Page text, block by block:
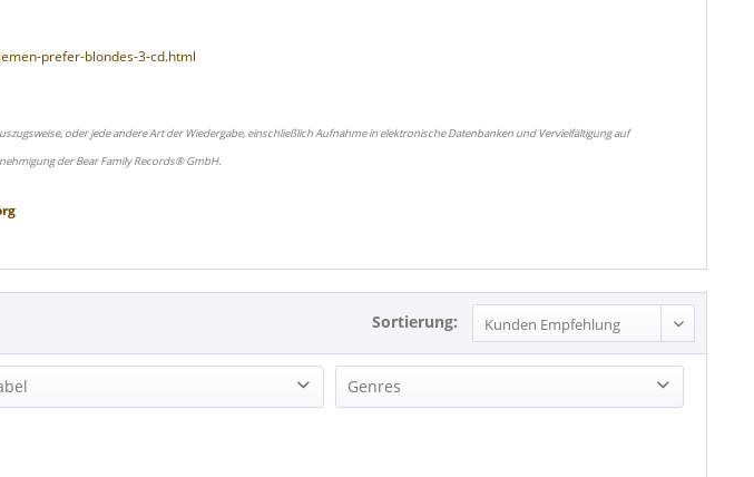
prefer-blondes-3-cd.html
oder jede andere Art der Wiedergabe, einschließlich Aufnahme in elektronische Datenbanken und Vervielfältigung auf
der Bear Family Records® GmbH.
Sortierung:
Genres